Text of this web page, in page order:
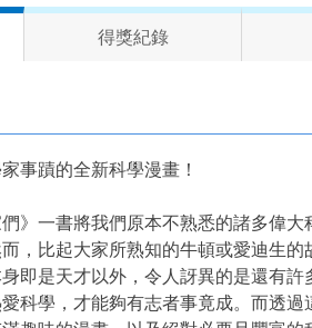
得獎紀錄
事蹟的全新科學漫畫！
們》一書將我們原本不熟悉的諸多偉
，比起大家所熟知的牛頓或愛迪生
即是天才以外，令人訝異的是還有
科學，才能夠有志者事竟成。而透